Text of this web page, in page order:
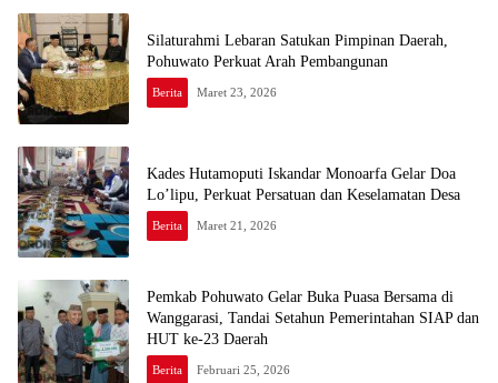
Silaturahmi Lebaran Satukan Pimpinan Daerah,
Pohuwato Perkuat Arah Pembangunan
Berita Maret 23, 2026
Kades Hutamoputi Iskandar Monoarfa Gelar Doa
Lo’lipu, Perkuat Persatuan dan Keselamatan Desa
Berita Maret 21, 2026
Pemkab Pohuwato Gelar Buka Puasa Bersama di
Wanggarasi, Tandai Setahun Pemerintahan SIAP dan
HUT ke-23 Daerah
Berita Februari 25, 2026